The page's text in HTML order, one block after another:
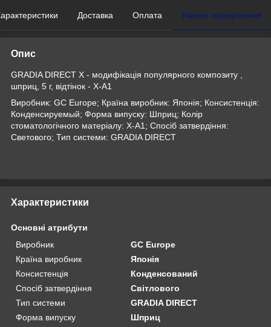
Доставка Оплата Умови повернення
Опис
GRADIA DIRECT X - модифікація популярного композиту ,
шприц, 5 г, відтінок - X-A1
Виробник: GC Europe; Країна виробник: Японія; Консистенція:
Конденсируемый; Форма випуску: Шприц; Колір
стоматологічного матеріалу: X-A1; Спосіб затвердіння:
Светового; Тип системи: GRADIA DIRECT
Характеристики
Основні атрибути
Виробник
GC Europe
Країна виробник
Японія
Консистенція
Конденсований
Спосіб затвердіння
Світлового
Тип системи
GRADIA DIRECT
Форма випуску
Шприц